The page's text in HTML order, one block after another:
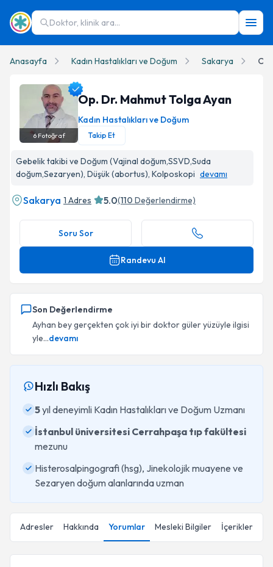
Doktor, klinik ara...
Anasayfa Kadın Hastalıkları ve Doğum Sakarya
6Fotoğraf
Op. Dr. Mahmut Tolga Ayan
Kadın Hastalıkları ve Doğum
Takip Et
Gebelik takibi ve Doğum (Vajinal doğum,SSVD,Suda
doğum,Sezaryen), Düşük (abortus), Kolposkopi devamı
Sakarya 1 Adres 5.0(110 Değerlendirme)
Soru Sor
Randevu Al
Son Değerlendirme
Ayhan bey gerçekten çok iyi bir doktor güler yüzüyle ilgisi
yle...devamı
Hızlı Bakış
5yıl deneyimli Kadın Hastalıkları ve Doğum Uzmanı
İstanbul üniversitesi Cerrahpaşa tıp fakültesi
mezunu
Histerosalpingografi (hsg), Jinekolojik muayene ve
Sezaryen doğum alanlarında uzman
Adresler Hakkında Yorumlar Mesleki Bilgiler İçerikler